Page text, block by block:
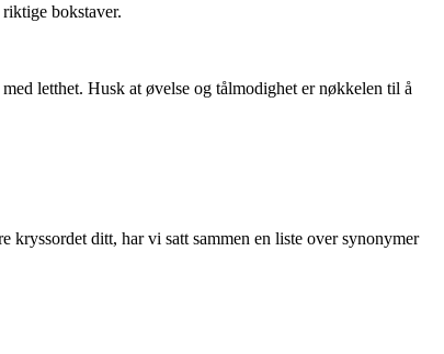
bokstaver.
letthet. Husk at øvelse og tålmodighet er nøkkelen til å
ditt, har vi satt sammen en liste over synonymer